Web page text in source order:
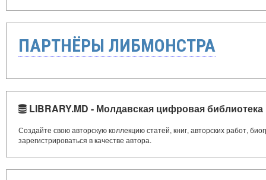
ПАРТНЁРЫ ЛИБМОНСТРА
LIBRARY.MD - Молдавская цифровая библиотека
Создайте свою авторскую коллекцию статей, книг, авторских работ,
зарегистрироваться в качестве автора.